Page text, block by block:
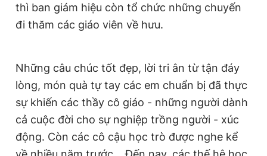
thì ban giám hiệu còn tổ chức những chuyến
đi thăm các giáo viên về hưu.
Những câu chúc tốt đẹp, lời tri ân từ tận đáy
lòng, món quà tự tay các em chuẩn bị đã thực
sự khiến các thầy cô giáo - những người dành
cả cuộc đời cho sự nghiệp trồng người - xúc
động. Còn các cô cậu học trò được nghe kể